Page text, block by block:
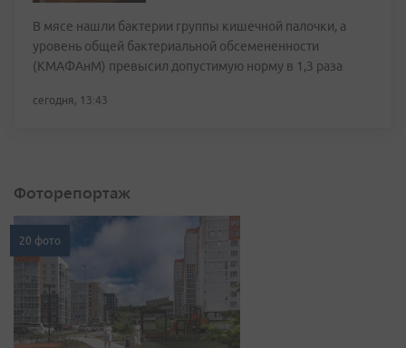
В мясе нашли бактерии группы кишечной палочки, а
уровень общей бактериальной обсемененности
(КМАФАнМ) превысил допустимую норму в 1,3 раза
сегодня, 13:43
Фоторепортаж
20 фото